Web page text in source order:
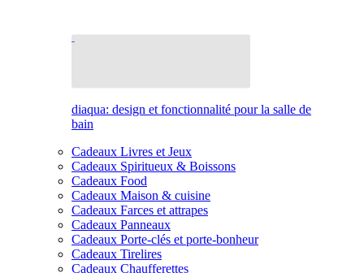
diaqua: design et fonctionnalité pour la salle de
bain
Cadeaux Livres et Jeux
Cadeaux Spiritueux & Boissons
Cadeaux Food
Cadeaux Maison & cuisine
Cadeaux Farces et attrapes
Cadeaux Panneaux
Cadeaux Porte-clés et porte-bonheur
Cadeaux Tirelires
Cadeaux Chaufferettes